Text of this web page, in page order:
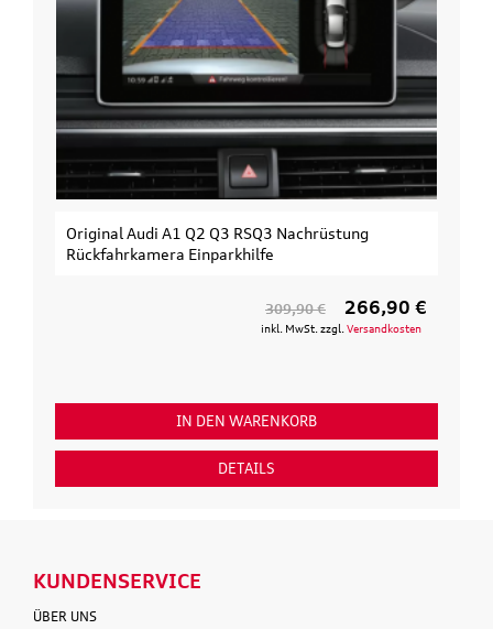
Original Audi A1 Q2 Q3 RSQ3 Nachrüstung
Rückfahrkamera Einparkhilfe
309,90 € 266,90 €
inkl. MwSt. zzgl. Versandkosten
IN DEN WARENKORB
DETAILS
KUNDENSERVICE
ÜBER UNS